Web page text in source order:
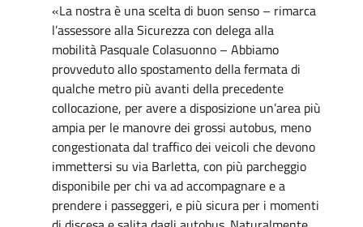
«La nostra è una scelta di buon senso – rimarca
l’assessore alla Sicurezza con delega alla
mobilità Pasquale Colasuonno – Abbiamo
provveduto allo spostamento della fermata di
qualche metro più avanti della precedente
collocazione, per avere a disposizione un’area più
ampia per le manovre dei grossi autobus, meno
congestionata dal traffico dei veicoli che devono
immettersi su via Barletta, con più parcheggio
disponibile per chi va ad accompagnare e a
prendere i passeggeri, e più sicura per i momenti